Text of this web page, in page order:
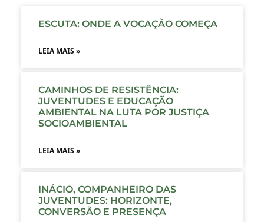
ESCUTA: ONDE A VOCAÇÃO COMEÇA
LEIA MAIS »
CAMINHOS DE RESISTÊNCIA:
JUVENTUDES E EDUCAÇÃO
AMBIENTAL NA LUTA POR JUSTIÇA
SOCIOAMBIENTAL
LEIA MAIS »
INÁCIO, COMPANHEIRO DAS
JUVENTUDES: HORIZONTE,
CONVERSÃO E PRESENÇA